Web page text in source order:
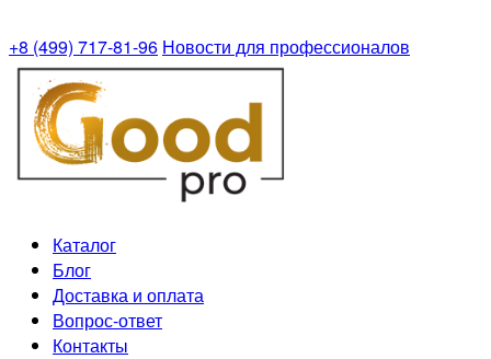
+8 (499) 717-81-96 Новости для профессионалов
Каталог
Блог
Доставка и оплата
Вопрос-ответ
Контакты